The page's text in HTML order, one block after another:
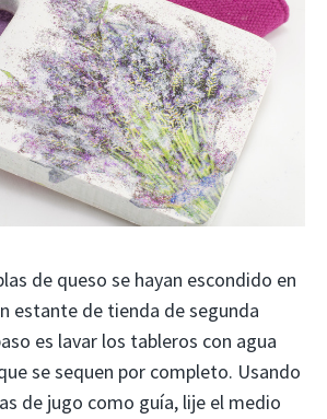
de queso se hayan escondido en
estante de tienda de segunda
es lavar los tableros con agua
se sequen por completo. Usando
de jugo como guía, lije el medio